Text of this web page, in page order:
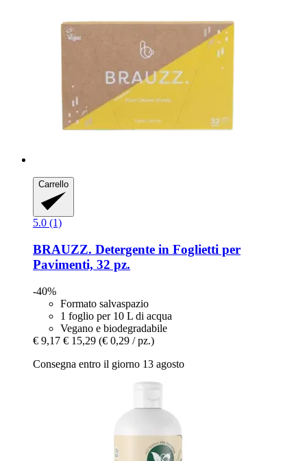
Carrello
5.0 (1)
BRAUZZ. Detergente in Foglietti per
Pavimenti, 32 pz.
-40%
Formato salvaspazio
1 foglio per 10 L di acqua
Vegano e biodegradabile
€ 9,17 € 15,29 (€ 0,29 / pz.)
Consegna entro il giorno 13 agosto